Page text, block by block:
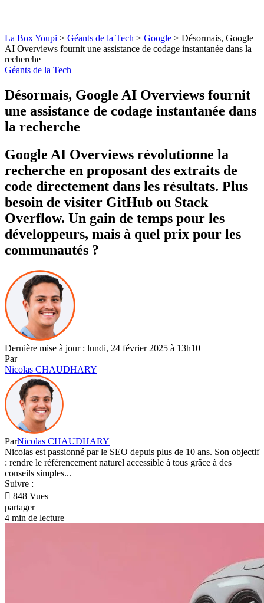
La Box Youpi > Géants de la Tech > Google > Désormais, Google
AI Overviews fournit une assistance de codage instantanée dans la
recherche
Géants de la Tech
Désormais, Google AI Overviews fournit
une assistance de codage instantanée dans
la recherche
Google AI Overviews révolutionne la
recherche en proposant des extraits de
code directement dans les résultats. Plus
besoin de visiter GitHub ou Stack
Overflow. Un gain de temps pour les
développeurs, mais à quel prix pour les
communautés ?
Dernière mise à jour : lundi, 24 février 2025 à 13h10
Par
Nicolas CHAUDHARY
ParNicolas CHAUDHARY
Nicolas est passionné par le SEO depuis plus de 10 ans. Son objectif
: rendre le référencement naturel accessible à tous grâce à des
conseils simples...
Suivre :
848 Vues
partager
4 min de lecture